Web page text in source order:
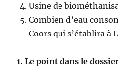
Usine de
Combien d’eau
Coors qui s’établira à
1. Le point dans le